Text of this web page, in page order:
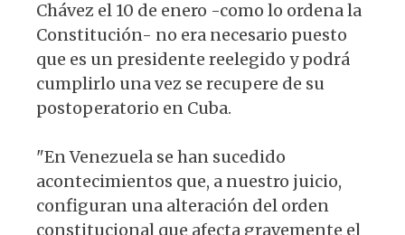
Chávez el 10 de enero -como lo ordena la
Constitución- no era necesario puesto
que es un presidente reelegido y podrá
cumplirlo una vez se recupere de su
postoperatorio en Cuba.
"En Venezuela se han sucedido
acontecimientos que, a nuestro juicio,
configuran una alteración del orden
constitucional que afecta gravemente el